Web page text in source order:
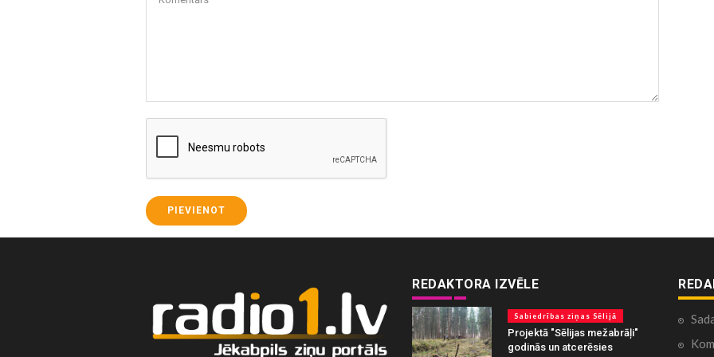
PIEVIENOT
REDAKTORA IZVĒLE
Sabiedrības ziņas Sēlijā
Projektā "Sēlijas mežabrāļi"
godinās un atcerēsies